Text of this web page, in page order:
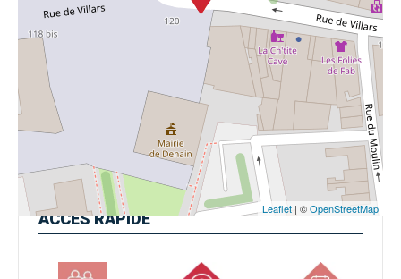
Leaflet | ©OpenStreetMap
ACCÈSRAPIDE